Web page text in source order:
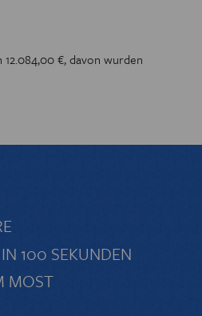
€, davon wurden
100 SEKUNDEN
MOST